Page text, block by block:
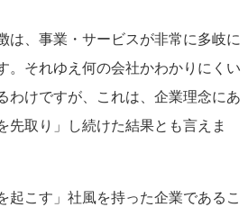
は、事業・サービスが非常に多岐に
。それゆえ何の会社かわかりにくい
わけですが、これは、企業理念にあ
先取り」し続けた結果とも言えま
起こす」社風を持った企業であるこ